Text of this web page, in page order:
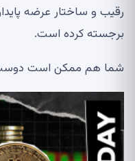
رقیب و ساختار عرضه
برجسته کرده است.
شما هم ممکن است